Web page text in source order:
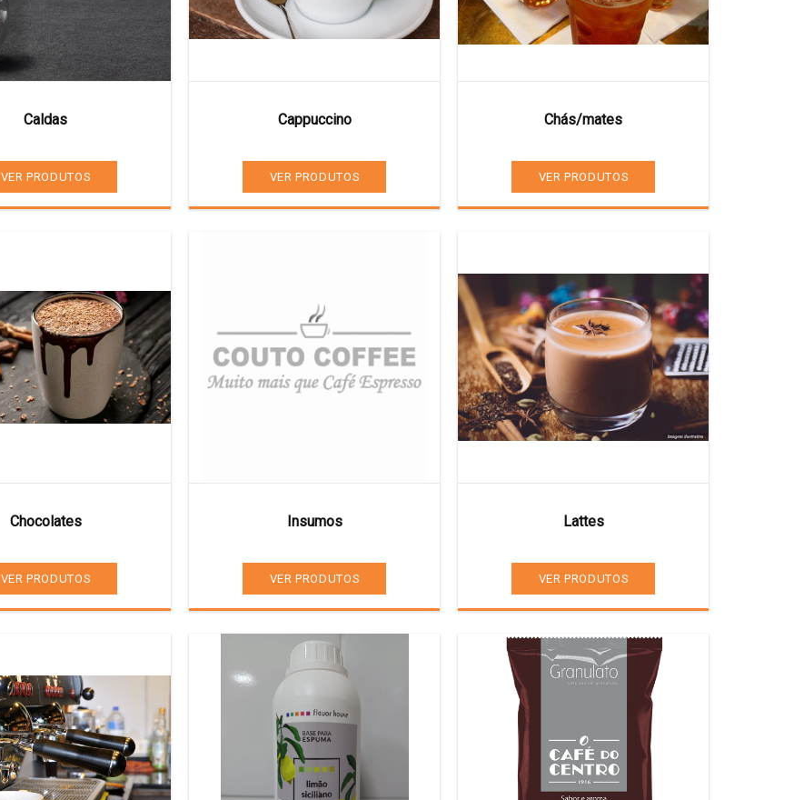
Caldas
VER PRODUTOS
Cappuccino
VER PRODUTOS
Chás/mates
VER PRODUTOS
Chocolates
VER PRODUTOS
Insumos
VER PRODUTOS
Lattes
VER PRODUTOS